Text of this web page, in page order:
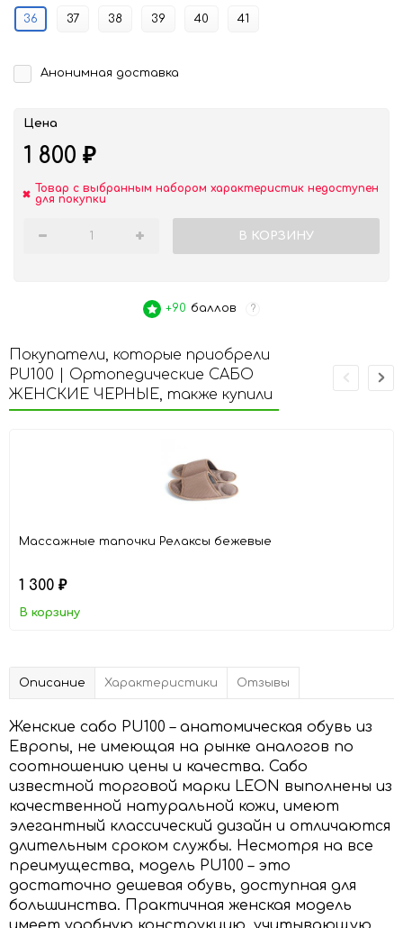
36 37 38 39 40 41
Анонимная доставка
Цена
1 800 ₽
Товар с выбранным набором характеристик недоступен
для покупки
В КОРЗИНУ
+90 баллов ?
Покупатели, которые приобрели
PU100 | Ортопедические САБО
ЖЕНСКИЕ ЧЕРНЫЕ, также купили
Массажные тапочки Релаксы бежевые
1 300 ₽
В корзину
Описание Характеристики Отзывы
Женские сабо PU100 – анатомическая обувь из
Европы, не имеющая на рынке аналогов по
соотношению цены и качества. Сабо
известной торговой марки LEON выполнены из
качественной натуральной кожи, имеют
элегантный классический дизайн и отличаются
длительным сроком службы. Несмотря на все
преимущества, модель PU100 – это
достаточно дешевая обувь, доступная для
большинства. Практичная женская модель